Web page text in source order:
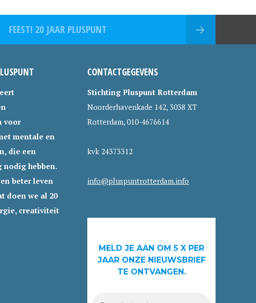
FEEST! 20 JAAR PLUSPUNT
voor
mentale en
die een
nodig hebben.
beter leven
doen we al 20
creativiteit
CONTACTGEGEVENS
Stichting Pluspunt Rotterdam
Noorderhavenkade 142, 3038 XT
Rotterdam, 010-4676614
kvk 24373312
info@pluspuntrotterdam.info
MELD JE AAN OM 5 X PER
JAAR ONZE NIEUWSBRIEF
TE ONTVANGEN.